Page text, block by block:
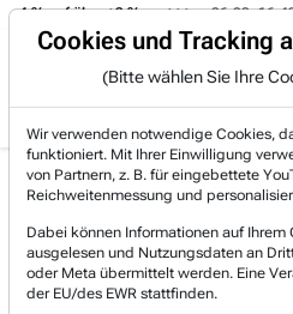
% auf über +3 %. 06.08. 16:49
Gratis Account Login
Jetzt registrieren und
Bereits bei TraderFox
Home Börsen-Nachrichten
Trump fordert eine 5%ige
Cookies und Tracking
(Bitte wählen Sie Ihre
Wir verwenden notwendige Cookies,
funktioniert. Mit Ihrer Einwilligung
von Partnern, z. B. für eingebettete
Reichweitenmessung und
Dabei können Informationen auf
ausgelesen und Nutzungsdaten an
oder Meta übermittelt werden. Eine
der EU/des EWR stattfinden.